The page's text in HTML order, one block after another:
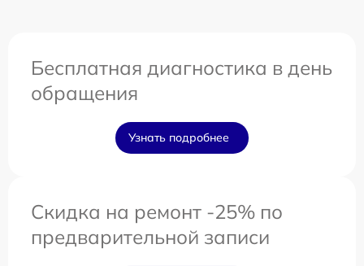
Бесплатная диагностика в день
обращения
Узнать подробнее
Скидка на ремонт -25% по
предварительной записи